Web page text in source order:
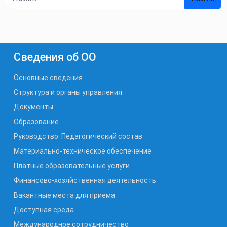
Сведения об ОО
Основные сведения
Структура и органы управления
Документы
Образование
Руководство. Педагогический состав
Материально-техническое обеспечение
Платные образовательные услуги
Финансово-хозяйственная деятельность
Вакантные места для приема
Доступная среда
Международное сотрудничество